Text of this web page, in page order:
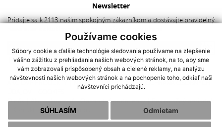
Používame cookies
Súbory cookie a ďalšie technológie sledovania používame na zlepšenie
vášho zážitku z prehliadania našich webových stránok, na to, aby sme
vám zobrazovali prispôsobený obsah a cielené reklamy, na analýzu
návštevnosti našich webových stránok a na pochopenie toho, odkiaľ naši
návštevníci prichádzajú.
SÚHLASÍM Odmietam
Newsletter
Pridajte sa k 2113 našim spokojným zákazníkom a dostávajte pravidelný
Súhlasím so spracovaním osobných údajov
AKCIOVÉ PRODUKTY NAJNOVŠIE V PONUKE |
OCHRANA OSOBNÝCH
O nás|Ako nakupovať|Obchodné podmienky|Reklamačný poriadok
|Doprava a platba